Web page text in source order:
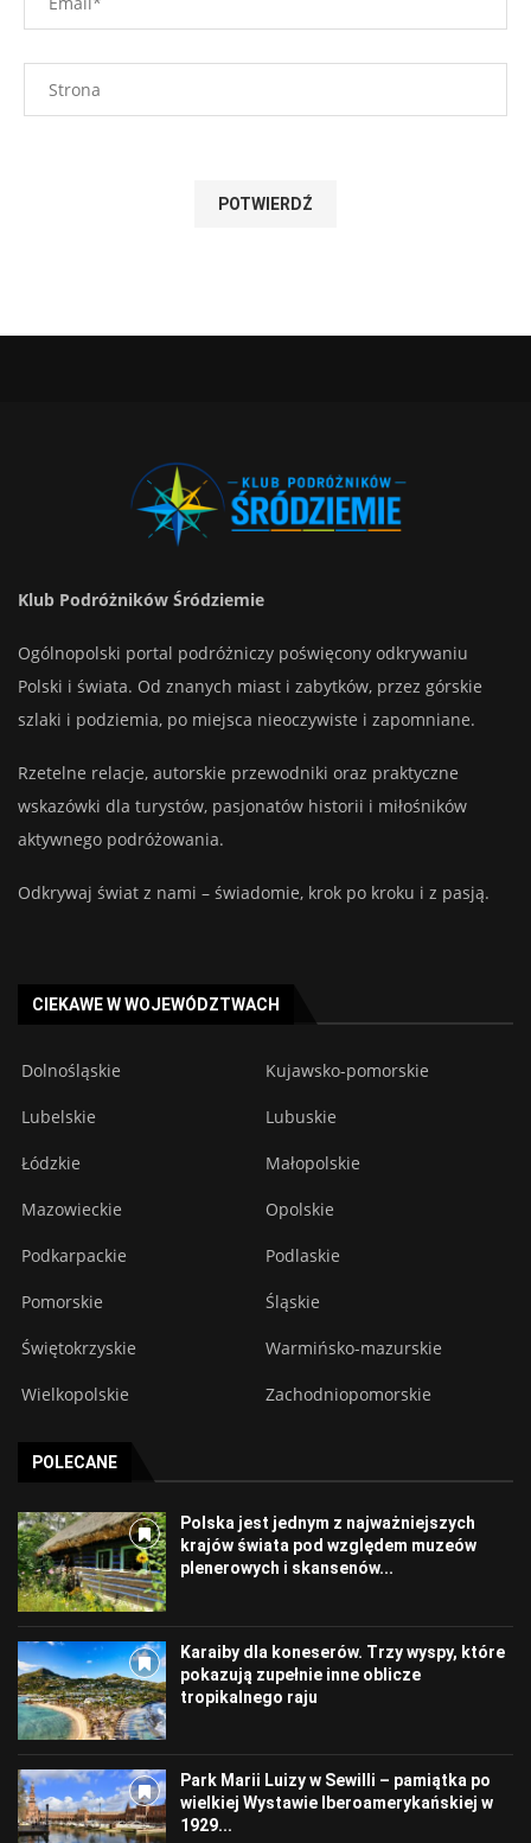
Klub Podróżników Śródziemie
Ogólnopolski portal podróżniczy poświęcony odkrywaniu
Polski i świata. Od znanych miast i zabytków, przez górskie
szlaki i podziemia, po miejsca nieoczywiste i zapomniane.
Rzetelne relacje, autorskie przewodniki oraz praktyczne
wskazówki dla turystów, pasjonatów historii i miłośników
aktywnego podróżowania.
Odkrywaj świat z nami – świadomie, krok po kroku i z pasją.
CIEKAWE W WOJEWÓDZTWACH
Dolnośląskie Kujawsko-pomorskie
Lubelskie Lubuskie
Łódzkie Małopolskie
Mazowieckie Opolskie
Podkarpackie Podlaskie
Pomorskie Śląskie
Świętokrzyskie Warmińsko-mazurskie
Wielkopolskie Zachodniopomorskie
POLECANE
Polska jest jednym z najważniejszych
krajów świata pod względem muzeów
plenerowych i skansenów...
Karaiby dla koneserów. Trzy wyspy, które
pokazują zupełnie inne oblicze
tropikalnego raju
Park Marii Luizy w Sewilli – pamiątka po
wielkiej Wystawie Iberoamerykańskiej w
1929...